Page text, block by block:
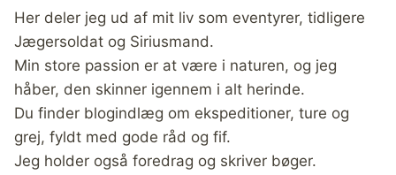
Her deler jeg ud af mit liv som eventyrer, tidligere
Jægersoldat og Siriusmand.
Min store passion er at være i naturen, og jeg
håber, den skinner igennem i alt herinde.
Du finder blogindlæg om ekspeditioner, ture og
grej, fyldt med gode råd og fif.
Jeg holder også foredrag og skriver bøger.